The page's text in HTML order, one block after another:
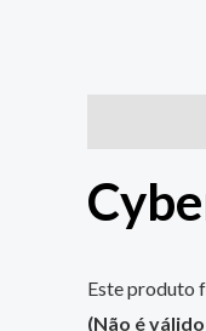
Este produto
(Não é